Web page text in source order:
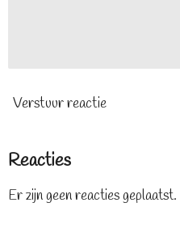
Verstuur reactie
Reacties
Er zijn geen reacties geplaatst.